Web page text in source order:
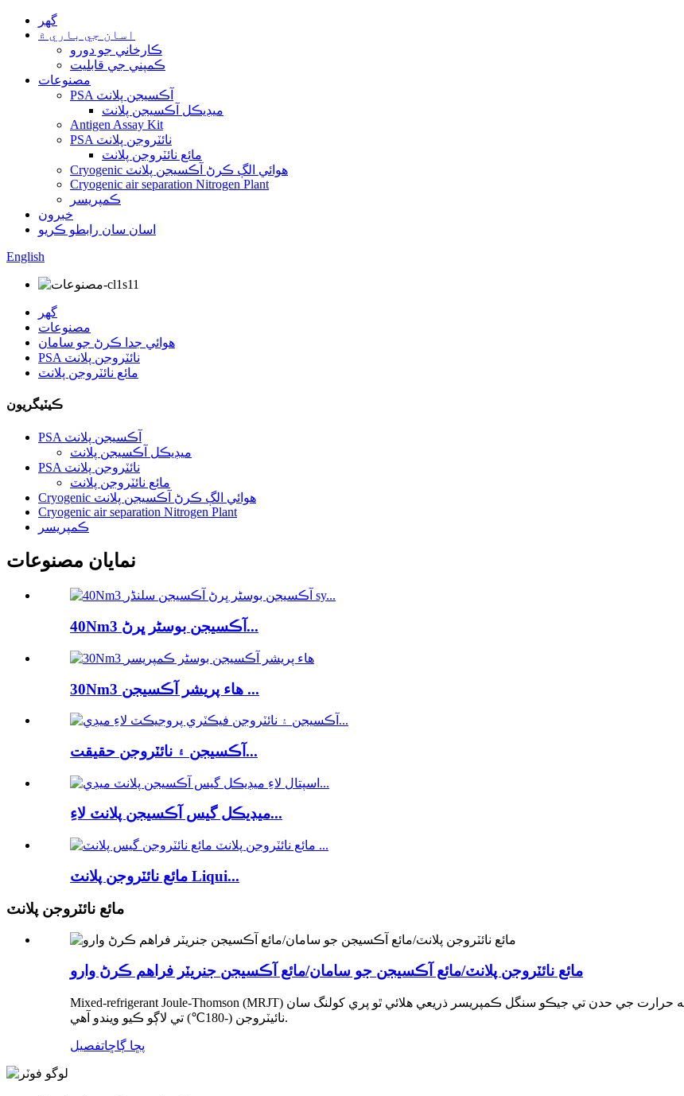
گهر
اسان جي باري ۾
ڪارخاني جو دورو
ڪمپني جي قابليت
مصنوعات
PSA آڪسيجن پلانٽ
ميڊيڪل آڪسيجن پلانٽ
Antigen Assay Kit
PSA نائٽروجن پلانٽ
مائع نائٽروجن پلانٽ
Cryogenic هوائي الڳ ڪرڻ آڪسيجن پلانٽ
Cryogenic air separation Nitrogen Plant
ڪمپريسر
خبرون
اسان سان رابطو ڪريو
English
گهر
مصنوعات
هوائي جدا ڪرڻ جو سامان
PSA نائٽروجن پلانٽ
مائع نائٽروجن پلانٽ
ڪيٽيگريون
PSA آڪسيجن پلانٽ
ميڊيڪل آڪسيجن پلانٽ
PSA نائٽروجن پلانٽ
مائع نائٽروجن پلانٽ
Cryogenic هوائي الڳ ڪرڻ آڪسيجن پلانٽ
Cryogenic air separation Nitrogen Plant
ڪمپريسر
نمايان مصنوعات
40Nm3 آڪسيجن بوسٹر ڀرڻ...
30Nm3 هاء پريشر آڪسيجن ...
آڪسيجن ۽ نائٽروجن حقيقت...
ميڊيڪل گيس آڪسيجن پلانٽ لاءِ...
مائع نائٽروجن پلانٽ Liqui...
مائع نائٽروجن پلانٽ
مائع نائٽروجن پلانٽ/مائع آڪسيجن جو سامان/مائع آڪسيجن جنريٽر فراهم ڪرڻ وارو
Mixed-refrigerant Joule-Thomson (MRJT) ريفريجريٽر گھٽ درجه حرارت جي حدن تي جيڪو سنگل ڪمپريسر ذريعي هلائي ٿو پري کولنگ سان، TIPC، CAS کان نائيٽروجن مائع لاءِ مائع
نائيٽروجن (-180℃) تي لاڳو ڪيو ويندو آهي.
پڇا ڳاڇاتفصيل